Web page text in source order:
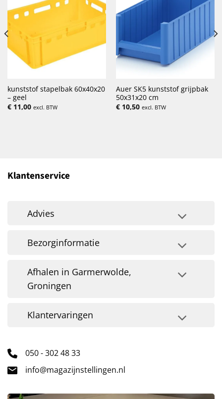
kunststof stapelbak 60x40x20
– geel
€11,00 excl. BTW
Auer SK5 kunststof grijpbak
50x31x20 cm
€10,50 excl. BTW
Klantenservice
Advies
Bezorginformatie
Afhalen in Garmerwolde,
Groningen
Klantervaringen
050 - 302 48 33
info@magazijnstellingen.nl